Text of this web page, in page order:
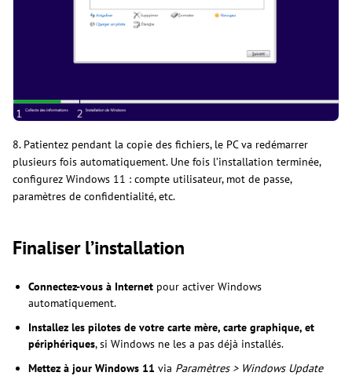
8. Patientez pendant la copie des fichiers, le PC va redémarrer
plusieurs fois automatiquement. Une fois l’installation terminée,
configurez Windows 11 : compte utilisateur, mot de passe,
paramètres de confidentialité, etc.
Finaliser l’installation
Connectez-vous à Internet pour activer Windows
automatiquement.
Installez les pilotes de votre carte mère, carte graphique, et
périphériques, si Windows ne les a pas déjà installés.
Mettez à jour Windows 11 via Paramètres > Windows Update